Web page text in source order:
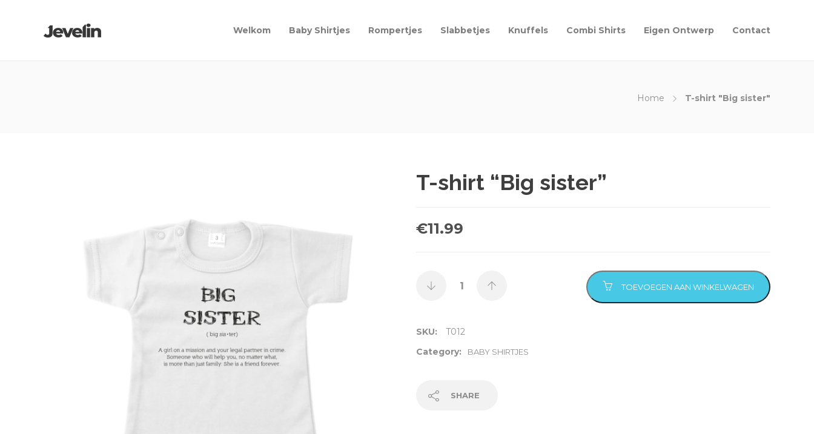
Welkom Baby Shirtjes Rompertjes Slabbetjes Knuffels Combi Shirts Eigen Ontwerp Contact
Home T-shirt "Big sister"
T-shirt “Big sister”
€11.99
TOEVOEGEN AAN WINKELWAGEN
SKU:
T012
Category:
BABY SHIRTJES
SHARE